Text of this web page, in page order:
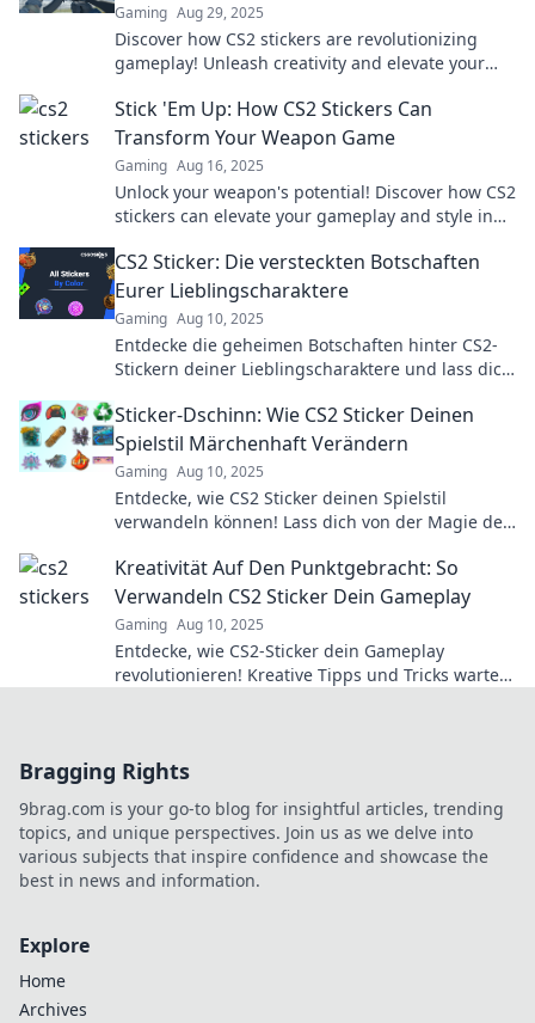
Gaming Aug 29, 2025
Discover how CS2 stickers are revolutionizing
gameplay! Unleash creativity and elevate your
Stick 'Em Up: How CS2 Stickers Can
Transform Your Weapon Game
Gaming Aug 16, 2025
Unlock your weapon's potential! Discover how CS2
stickers can elevate your gameplay and style in
CS2 Sticker: Die versteckten Botschaften
Eurer Lieblingscharaktere
Gaming Aug 10, 2025
Entdecke die geheimen Botschaften hinter CS2-
Stickern deiner Lieblingscharaktere und lass dich
Sticker-Dschinn: Wie CS2 Sticker Deinen
Spielstil Märchenhaft Verändern
Gaming Aug 10, 2025
Entdecke, wie CS2 Sticker deinen Spielstil
verwandeln können! Lass dich von der Magie der
neu!
Kreativität Auf Den Punktgebracht: So
Verwandeln CS2 Sticker Dein Gameplay
Gaming Aug 10, 2025
Entdecke, wie CS2-Sticker dein Gameplay
revolutionieren! Kreative Tipps und Tricks warten
Bragging Rights
9brag.com is your go-to blog for insightful articles, trending
topics, and unique perspectives. Join us as we delve into
various subjects that inspire confidence and showcase the
best in news and information.
Explore
Home
Archives